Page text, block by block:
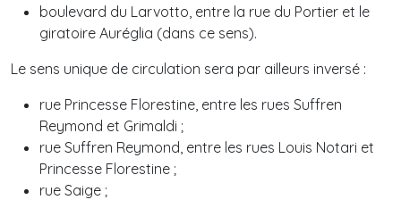
boulevard du Larvotto, entre la rue du Portier et le
giratoire Auréglia (dans ce sens).
Le sens unique de circulation sera par ailleurs inversé :
rue Princesse Florestine, entre les rues Suffren
Reymond et Grimaldi ;
rue Suffren Reymond, entre les rues Louis Notari et
Princesse Florestine ;
rue Saige ;